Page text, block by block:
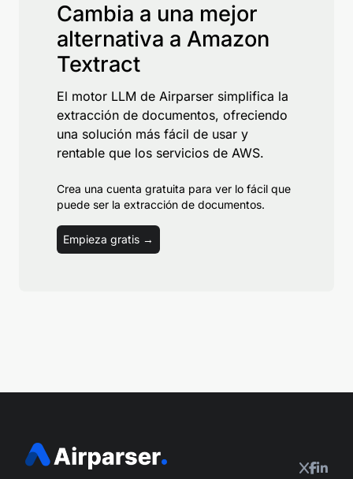
Cambia a una mejor
alternativa a Amazon
Textract
El motor LLM de Airparser simplifica la
extracción de documentos, ofreciendo
una solución más fácil de usar y
rentable que los servicios de AWS.
Crea una cuenta gratuita para ver lo fácil que
puede ser la extracción de documentos.
Empieza gratis →